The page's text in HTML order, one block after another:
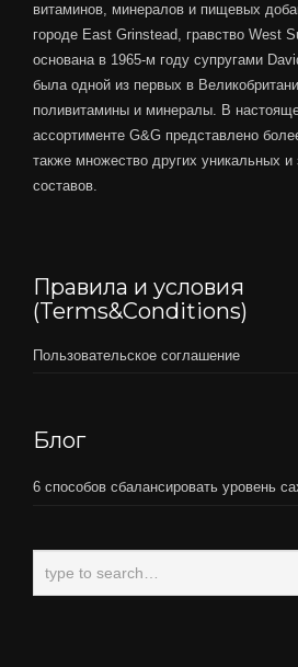
витаминов, минералов и пищевых
городе East Grinstead, гравство West
основана в 1965-м году супругами
была одной из первых в
поливитамины и минералы. В
ассортименте G&G представлено
также множество других уникальных
составов.
Правила и условия
(Terms&Conditions)
Пользовательское соглашение
Блог
6 способов сбалансировать уровень